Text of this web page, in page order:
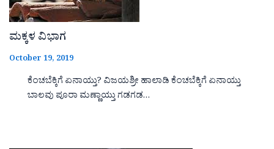
ಮಕ್ಕಳ ವಿಭಾಗ
October 19, 2019
ಕೆಂಚಬೆಕ್ಕಿಗೆ ಏನಾಯ್ತು? ವಿಜಯಶ್ರೀ ಹಾಲಾಡಿ ಕೆಂಚಬೆಕ್ಕಿಗೆ ಏನಾಯ್ತು
ಬಾಲವು ಪೂರಾ ಮಣ್ಣಾಯ್ತು ಗಡಗಡ…